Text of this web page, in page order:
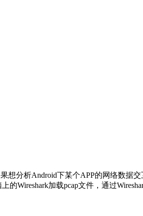
想分析Android下某个APP的网络数据交
的Wireshark加载pcap文件，通过